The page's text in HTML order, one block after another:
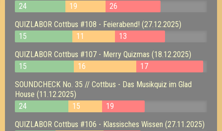
24
19
26
QUIZLABOR Cottbus #108 - Feierabend! (27.12.2025)
15
11
13
QUIZLABOR Cottbus #107 - Merry Quizmas (18.12.2025)
15
16
17
SOUNDCHECK No. 35 // Cottbus - Das Musikquiz im Glad
House (11.12.2025)
24
15
19
QUIZLABOR Cottbus #106 - Klassisches Wissen (27.11.2025)